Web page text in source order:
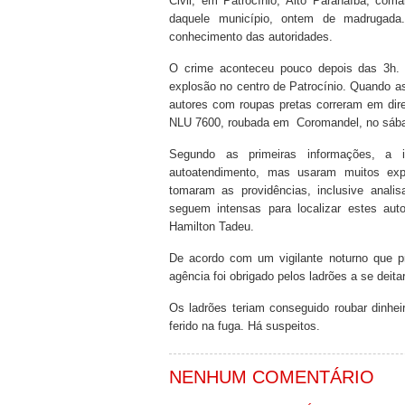
daquele município, ontem de
conhecimento das autoridades.
O crime aconteceu pouco depois das
explosão no centro de Patrocínio. Quando
autores com roupas pretas correram em
NLU 7600, roubada em Coromandel, no
Segundo as primeiras informações,
autoatendimento, mas usaram muitos
tomaram as providências, inclusive
seguem intensas para localizar estes
Hamilton Tadeu.
De acordo com um vigilante noturno que
agência foi obrigado pelos ladrões a se
Os ladrões teriam conseguido roubar
ferido na fuga. Há suspeitos.
NENHUM COMENTÁRIO